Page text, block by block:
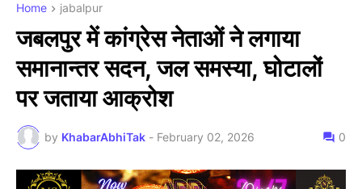
Home jabalpur
जबलपुर में कांग्रेस नेताओं ने लगाया
समानान्तर सदन, जल समस्या, घोटालों
पर जताया आक्रोश
by KhabarAbhiTak - February 02, 2026 0